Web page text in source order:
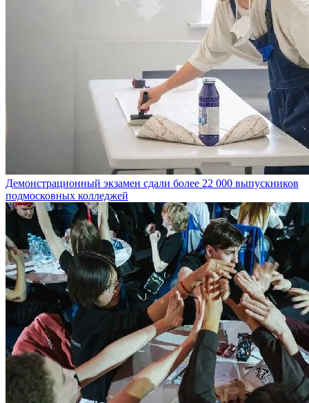
Демонстрационный экзамен сдали более 22 000 выпускников
подмосковных колледжей